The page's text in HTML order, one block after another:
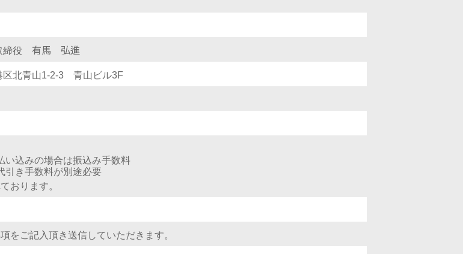
締役
北青山1-2-3 青山ビル3F
い込みの場合は振込み手数料
引き手数料が別途必要
おります。
をご記入頂き送信していただきます。